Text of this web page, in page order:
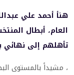
هنأ أحمد علي
العام، أبطال
تأهلهم إلى نهائي
، مشيداً بالمستوى